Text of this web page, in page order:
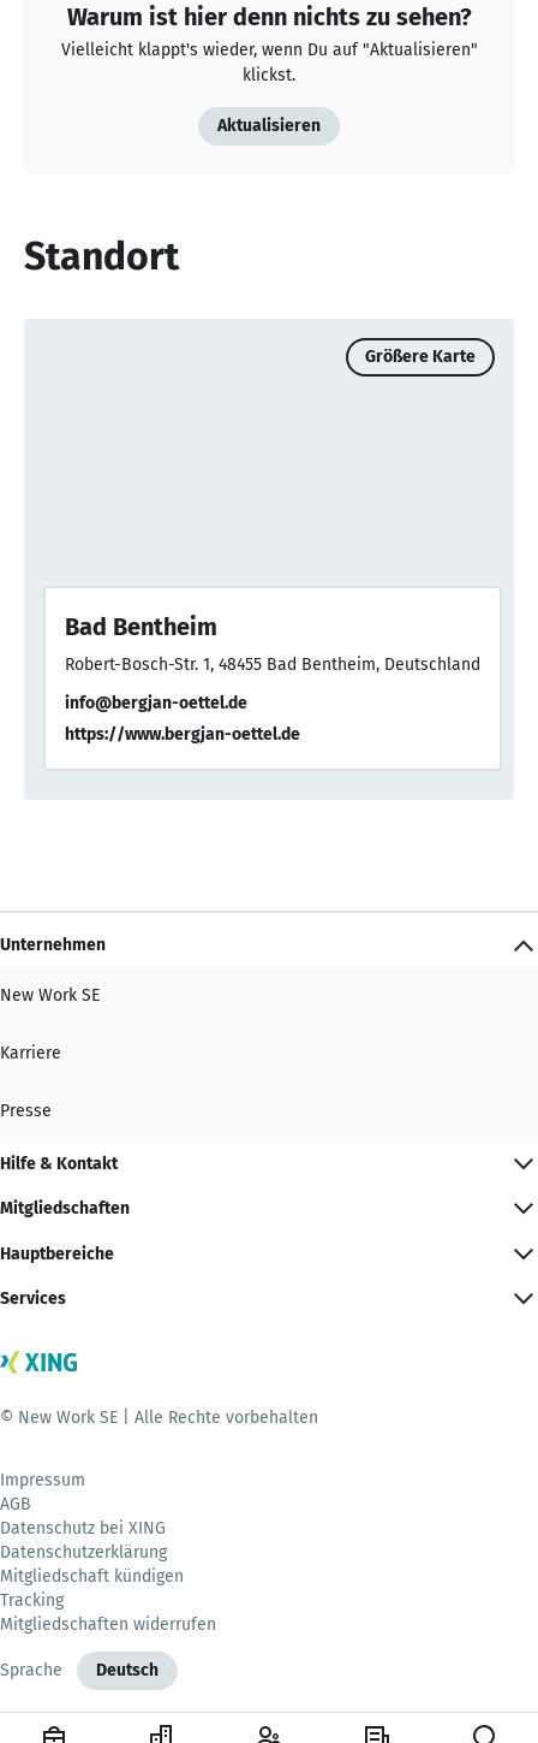
Warum ist hier denn nichts zu sehen?
Vielleicht klappt's wieder, wenn Du auf "Aktualisieren"
klickst.
Aktualisieren
Standort
Größere Karte
Bad Bentheim
Robert-Bosch-Str. 1, 48455 Bad Bentheim, Deutschland
info@bergjan-oettel.de
https://www.bergjan-oettel.de
Unternehmen
New Work SE
Karriere
Presse
Hilfe & Kontakt
Mitgliedschaften
Hauptbereiche
Services
© New Work SE | Alle Rechte vorbehalten
Impressum
AGB
Datenschutz bei XING
Datenschutzerklärung
Mitgliedschaft kündigen
Tracking
Mitgliedschaften widerrufen
Sprache Deutsch